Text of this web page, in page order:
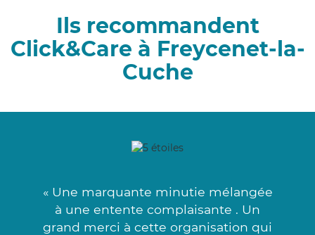
Ils recommandent
Click&Care à Freycenet-la-
Cuche
« Une marquante minutie mélangée
à une entente complaisante . Un
grand merci à cette organisation qui